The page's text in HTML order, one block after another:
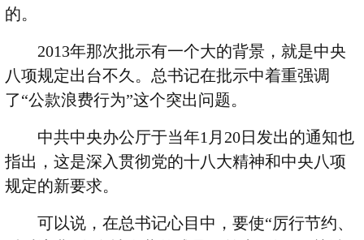
的。
2013年那次批示有一个大的背景，就是中央
八项规定出台不久。总书记在批示中着重强调
了“公款浪费行为”这个突出问题。
中共中央办公厅于当年1 月 20日发出的通知也
指出，这是深入贯彻党的十八大精神和中央八项
规定的新要求。
可以说，在总书记心目中，要使“厉行节约、